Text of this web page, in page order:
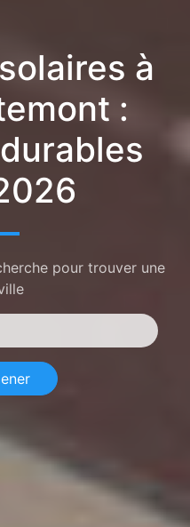
à
:
pour trouver une